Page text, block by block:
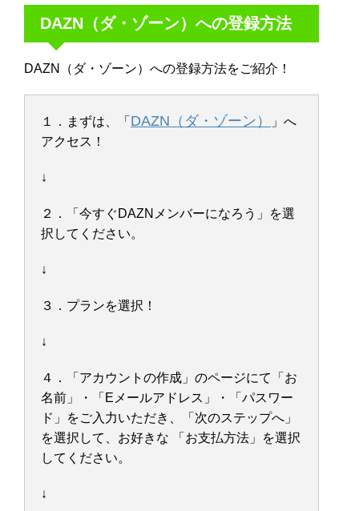
DAZN（ダ・ゾーン）への登録方法
DAZN（ダ・ゾーン）への登録方法をご紹介！
１．まずは、「 DAZN（ダ・ゾーン）
」へ
アクセス！
↓
２．「今すぐDAZNメンバーになろう」を選
択してください。
↓
３．プランを選択！
↓
４．「アカウントの作成」のページにて「お
名前」・「Eメールアドレス」・「パスワー
ド」をご入力いただき、「次のステップへ」
を選択して、お好きな 「お支払方法」を選択
してください。
↓